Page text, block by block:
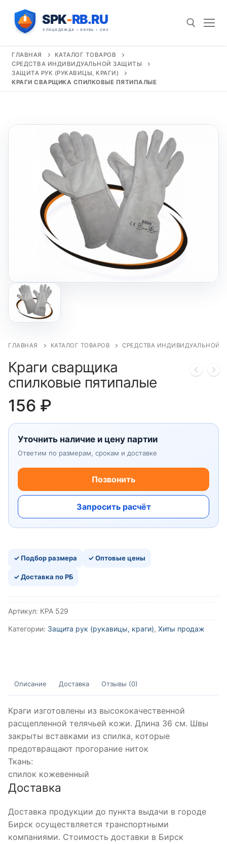
содержимому
ГЛАВНАЯ
КАТАЛОГ ТОВАРОВ
СРЕДСТВА ИНДИВИДУАЛЬНОЙ ЗАЩИТЫ
ЗАЩИТА РУК (РУКАВИЦЫ, КРАГИ)
КРАГИ СВАРЩИКА СПИЛКОВЫЕ ПЯТИПАЛЫЕ
ГЛАВНАЯ КАТАЛОГ ТОВАРОВ СРЕДСТВА ИНДИВИДУАЛЬНОЙ
Краги сварщика
спилковые пятипалые
156 ₽
Уточнить наличие и цену партии
Ответим по размерам, срокам и доставке
Позвонить
Запросить расчёт
✓ Подбор размера ✓ Оптовые цены
✓ Доставка по РБ
Артикул: КРА 529
Категории: Защита рук (рукавицы, краги), Хиты продаж
Описание Доставка Отзывы (0)
Краги изготовлены из высококачественной
расщепленной телячьей кожи. Длина 36 см. Швы
закрыты вставками из спилка, которые
предотвращают прогорание ниток
Ткань:
спилок кожевенный
Доставка
Доставка продукции до пункта выдачи в городе
Бирск осуществляется транспортными
компаниями. Стоимость доставки в Бирск